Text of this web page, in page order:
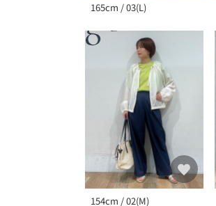
165cm / 03(L)
154cm / 02(M)